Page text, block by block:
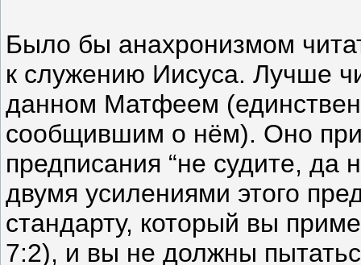
Было бы анахронизмом
к служению Иисуса. Лучше
данном Матфеем
сообщившим о нём). Оно
предписания “не судите,
двумя усилениями этого
стандарту, который вы
7:2), и вы не должны